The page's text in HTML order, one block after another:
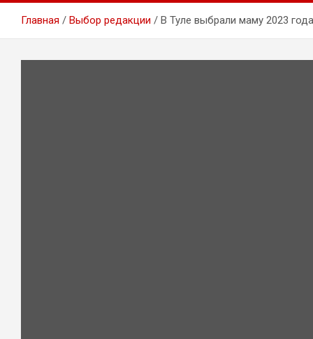
Главная Выбор редакции В Туле выбрали маму 2023 года